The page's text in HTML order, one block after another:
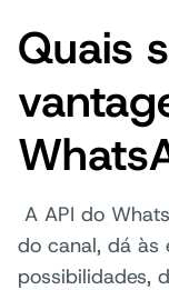
Quais
A API do
do canal, dá às
possibilidades,